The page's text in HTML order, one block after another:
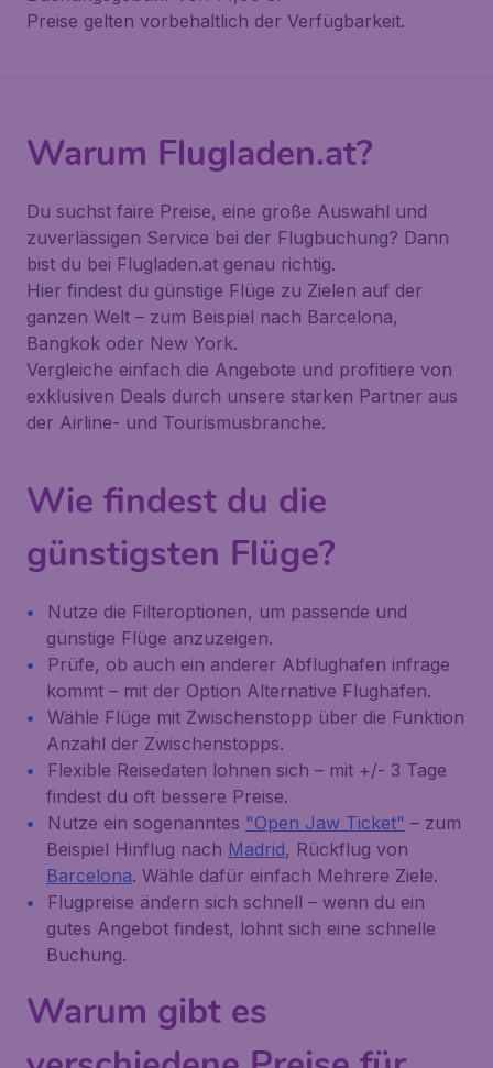
Preise gelten vorbehaltlich der Verfügbarkeit.
Warum Flugladen.at?
Du suchst faire Preise, eine große Auswahl und
zuverlässigen Service bei der Flugbuchung? Dann
bist du bei Flugladen.at genau richtig.
Hier findest du günstige Flüge zu Zielen auf der
ganzen Welt – zum Beispiel nach Barcelona,
Bangkok oder New York.
Vergleiche einfach die Angebote und profitiere von
exklusiven Deals durch unsere starken Partner aus
der Airline- und Tourismusbranche.
Wie findest du die
günstigsten Flüge?
Nutze die Filteroptionen, um passende und
günstige Flüge anzuzeigen.
Prüfe, ob auch ein anderer Abflughafen infrage
kommt – mit der Option Alternative Flughäfen.
Wähle Flüge mit Zwischenstopp über die Funktion
Anzahl der Zwischenstopps.
Flexible Reisedaten lohnen sich – mit +/- 3 Tage
findest du oft bessere Preise.
Nutze ein sogenanntes "Open Jaw Ticket" – zum
Beispiel Hinflug nach Madrid, Rückflug von
Barcelona. Wähle dafür einfach Mehrere Ziele.
Flugpreise ändern sich schnell – wenn du ein
gutes Angebot findest, lohnt sich eine schnelle
Buchung.
Warum gibt es